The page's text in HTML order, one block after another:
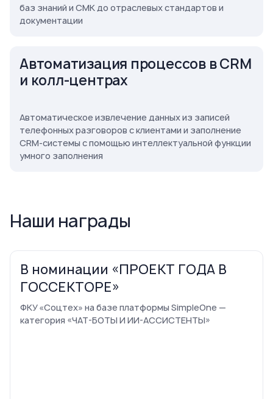
баз знаний и СМК до отраслевых стандартов и
документации
Автоматизация процессов в CRM
и колл-центрах
Автоматическое извлечение данных из записей
телефонных разговоров с клиентами и заполнение
CRM-системы с помощью интеллектуальной функции
умного заполнения
Наши награды
В номинации «ПРОЕКТ ГОДА В
ГОССЕКТОРЕ»
ФКУ «Соцтех» на базе платформы SimpleOne —
категория «ЧАТ-БОТЫ И ИИ-АССИСТЕНТЫ»